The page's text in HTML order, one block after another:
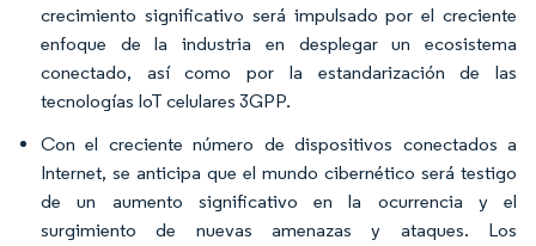
crecimiento significativo será impulsado por el creciente
enfoque de la industria en desplegar un ecosistema
conectado, así como por la estandarización de las
tecnologías IoT celulares 3GPP.
Con el creciente número de dispositivos conectados a
Internet, se anticipa que el mundo cibernético será testigo
de un aumento significativo en la ocurrencia y el
surgimiento de nuevas amenazas y ataques. Los